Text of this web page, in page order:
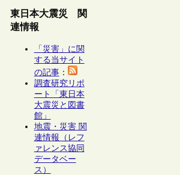
東日本大震災 関
連情報
「災害」に関
する当サイト
の記事：
調査研究リポ
ート「東日本
大震災と図書
館」
地震・災害 関
連情報（レフ
ァレンス協同
データベー
ス）